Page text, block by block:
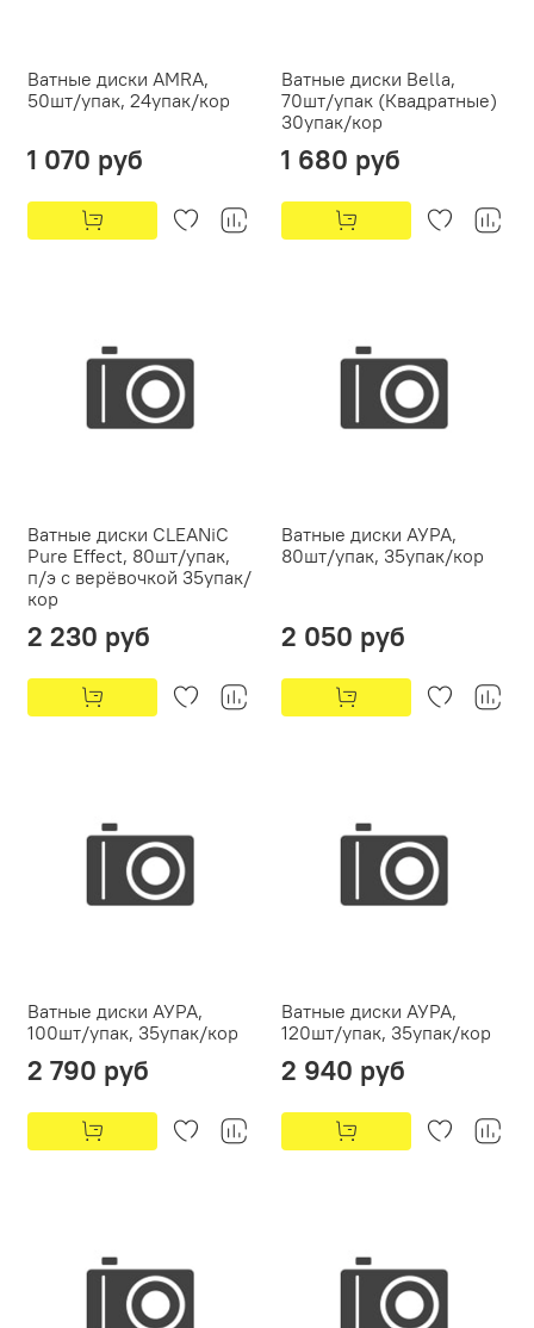
Ватные диски AMRA,
50шт/упак, 24упак/кор
1 070 руб
Ватные диски Bella,
70шт/упак (Квадратные)
30упак/кор
1 680 руб
Ватные диски CLEANiC
Pure Effect, 80шт/упак,
п/э с верёвочкой 35упак/
кор
2 230 руб
Ватные диски АУРА,
80шт/упак, 35упак/кор
2 050 руб
Ватные диски АУРА,
100шт/упак, 35упак/кор
2 790 руб
Ватные диски АУРА,
120шт/упак, 35упак/кор
2 940 руб